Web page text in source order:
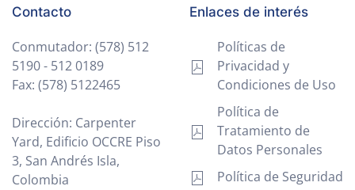
Contacto
Conmutador: (578) 512
5190 - 512 0189
Fax: (578) 5122465
Dirección: Carpenter
Yard, Edificio OCCRE Piso
3, San Andrés Isla,
Colombia
Enlaces de interés
Políticas de
Privacidad y
Condiciones de Uso
Política de
Tratamiento de
Datos Personales
Política de Seguridad